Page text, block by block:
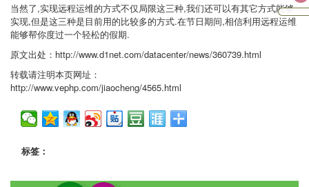
当然了,实现远程运维的方式不仅局限这三种,我们还可以有其它方式能够
实现,但是这三种是目前用的比较多的方式.在节日期间,相信利用远程运维
能够帮你度过一个轻松的假期.
原文出处：http://www.d1net.com/datacenter/news/360739.html
转载请注明本页网址：
http://www.vephp.com/jiaocheng/4565.html
标签：